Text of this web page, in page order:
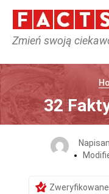
Zmień swoją
32